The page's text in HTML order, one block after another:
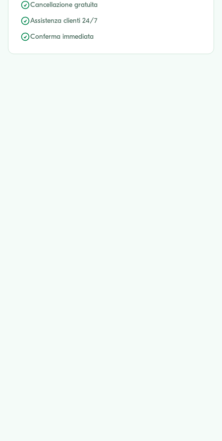
Cancellazione gratuita
Assistenza clienti 24/7
Conferma immediata